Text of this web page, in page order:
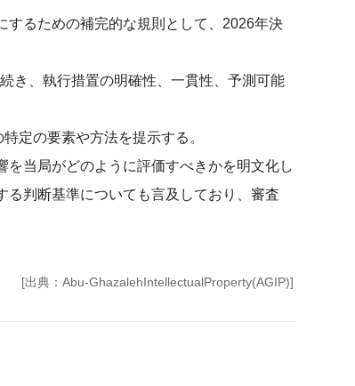
するための補完的な規則として、2026年決
き、執行措置の明確性、一貫性、予測可能
定の要素や方法を提示する。
当局がどのように評価すべきかを明文化し
判断基準についても言及しており、審査
[出典：Abu-GhazalehIntellectualProperty(AGIP)]